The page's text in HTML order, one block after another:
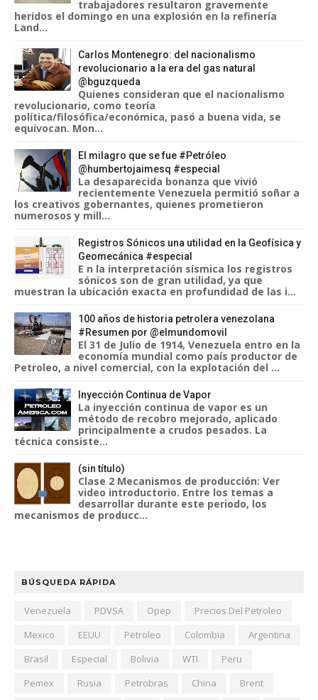
trabajadores resultaron gravemente
heridos el domingo en una explosión en la refinería
Land...
Carlos Montenegro: del nacionalismo
revolucionario a la era del gas natural
@bguzqueda
Quienes consideran que el nacionalismo
revolucionario, como teoría
política/filosófica/económica, pasó a buena vida, se
equivocan. Mon...
El milagro que se fue #Petróleo
@humbertojaimesq #especial
La desaparecida bonanza que vivió
recientemente Venezuela permitió soñar a
los creativos gobernantes, quienes prometieron
numerosos y mill...
Registros Sónicos una utilidad en la Geofísica y
Geomecánica #especial
E n la interpretación sísmica los registros
sónicos son de gran utilidad, ya que
muestran la ubicación exacta en profundidad de las i...
100 años de historia petrolera venezolana
#Resumen por @elmundomovil
El 31 de Julio de 1914, Venezuela entro en la
economía mundial como país productor de
Petroleo, a nivel comercial, con la explotación del ...
Inyección Continua de Vapor
La inyección continua de vapor es un
método de recobro mejorado, aplicado
principalmente a crudos pesados. La
técnica consiste...
(sin título)
Clase 2 Mecanismos de producción: Ver
video introductorio. Entre los temas a
desarrollar durante este periodo, los
mecanismos de producc...
BÚSQUEDA RÁPIDA
Venezuela PDVSA Opep
Precios Del Petroleo
Mexico
EEUU Petroleo Colombia
Argentina
Brasil
Especial Bolivia WTI
Peru
Pemex
Rusia Petrobras China
Brent